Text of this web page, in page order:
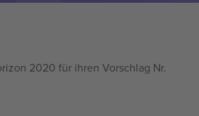
2020 für ihren Vorschlag Nr.